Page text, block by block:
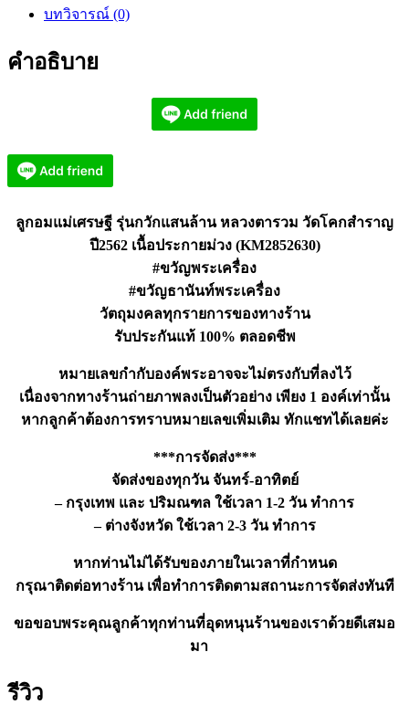
ล้าน
วัด
โคก
(KM2852630)
บทวิจารณ์ (0)
คำอธิบาย
ลูกอมแม่เศรษฐี รุ่นกวักแสนล้าน หลวงตารวม วัดโคกสำราญ
ปี2562 เนื้อประกายม่วง (KM2852630)
#ขวัญพระเครื่อง
#ขวัญธานันท์พระเครื่อง
วัตถุมงคลทุกรายการของทางร้าน
รับประกันแท้ 100% ตลอดชีพ
หมายเลขกำกับองค์พระอาจจะไม่ตรงกับที่ลงไว้
เนื่องจากทางร้านถ่ายภาพลงเป็นตัวอย่าง เพียง 1 องค์เท่านั้น
หากลูกค้าต้องการทราบหมายเลขเพิ่มเติม ทักแชทได้เลยค่ะ
***การจัดส่ง***
จัดส่งของทุกวัน จันทร์-อาทิตย์
– กรุงเทพ และ ปริมณฑล ใช้เวลา 1-2 วัน ทำการ
– ต่างจังหวัด ใช้เวลา 2-3 วัน ทำการ
หากท่านไม่ได้รับของภายในเวลาที่กำหนด
กรุณาติดต่อทางร้าน เพื่อทำการติดตามสถานะการจัดส่งทันที
ขอขอบพระคุณลูกค้าทุกท่านที่อุดหนุนร้านของเราด้วยดีเสมอ
มา
รีวิว